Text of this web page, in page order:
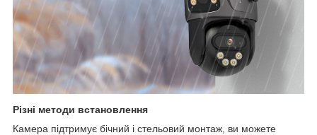
Різні методи встановлення
Камера підтримує бічний і стельовий монтаж, ви можете